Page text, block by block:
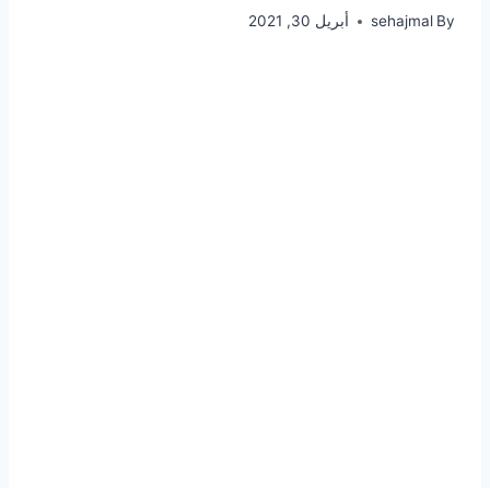
By
sehajmal أبريل 30, 2021